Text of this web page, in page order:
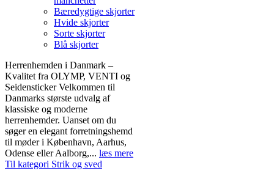
Bæredygtige skjorter
Hvide skjorter
Sorte skjorter
Blå skjorter
Herrenhemden i Danmark –
Kvalitet fra OLYMP, VENTI og
Seidensticker Velkommen til
Danmarks største udvalg af
klassiske og moderne
herrenhemder. Uanset om du
søger en elegant forretningshemd
til møder i København, Aarhus,
Odense eller Aalborg,... læs mere
Til kategori Strik og sved